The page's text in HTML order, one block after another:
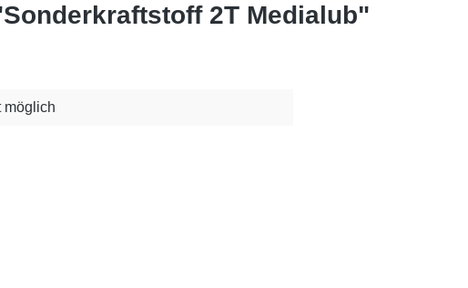
2T Medialub"
möglich